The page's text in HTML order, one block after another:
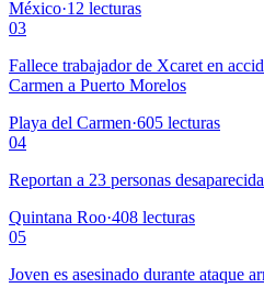
México·12 lecturas
03
Fallece trabajador de Xcaret en
Carmen a Puerto Morelos
Playa del Carmen·605 lecturas
04
Reportan a 23 personas
Quintana Roo·408 lecturas
05
Joven es asesinado durante ataque